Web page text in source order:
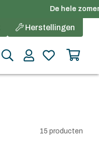
De hele zomer
Herstellingen
15 producten